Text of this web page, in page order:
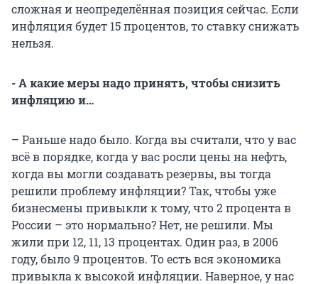
сложная и неопределённая позиция сейчас. Если
инфляция будет 15 процентов, то ставку снижать
нельзя.
- А какие меры надо принять, чтобы снизить
инфляцию и…
– Раньше надо было. Когда вы считали, что у вас
всё в порядке, когда у вас росли цены на нефть,
когда вы могли создавать резервы, вы тогда
решили проблему инфляции? Так, чтобы уже
бизнесмены привыкли к тому, что 2 процента в
России – это нормально? Нет, не решили. Мы
жили при 12, 11, 13 процентах. Один раз, в 2006
году, было 9 процентов. То есть вся экономика
привыкла к высокой инфляции. Наверное, у нас